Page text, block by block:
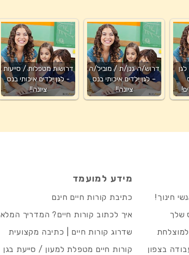
דרושות מטפלות / סייעות
- לגן ילדים איכותי בנס
ציונה!!
דרוש/ה גנן/ת / מוביל/ה
– לגן ילדים איכותי בנס
ציונה!!
חינוך!
שלך
בצפון
מידע למועמד
כתיבת קורות חיים חינם
איך לכתוב קורות חיים? המדריך המלא
שדרוג קורות חיים | כתיבה מקצועית
קורות חיים מטפלת למעון / סייעת בגן